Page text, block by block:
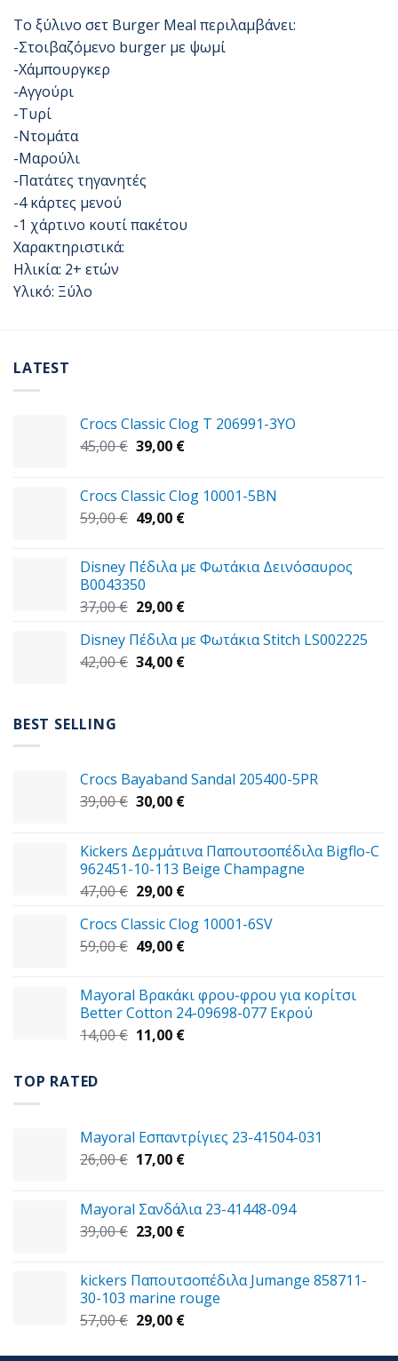
Το ξύλινο σετ Burger Meal περιλαμβάνει:
-Στοιβαζόμενο burger με ψωμί
-Χάμπουργκερ
-Αγγούρι
-Τυρί
-Ντομάτα
-Μαρούλι
-Πατάτες τηγανητές
-4 κάρτες μενού
-1 χάρτινο κουτί πακέτου
Χαρακτηριστικά:
Ηλικία: 2+ ετών
Υλικό: Ξύλο
LATEST
Crocs Classic Clog T 206991-3YΟ
45,00€ Original
45,00 €.
39,00 €Η
είναι:
39,00 €.
Crocs Classic Clog 10001-5BN
59,00€ Original
59,00 €.
49,00 €Η
είναι:
Disney Πέδιλα με Φωτάκια Δεινόσαυρος
B0043350
37,00€ Original
was:
37,00 €.
29,00 €Η
τιμή
είναι:
Disney Πέδιλα με Φωτάκια Stitch LS002225
42,00€ Original
34,00 €Η
BEST SELLING
Crocs Bayaband Sandal 205400-5PR
39,00€ Original
39,00 €.
30,00 €Η
είναι:
30,00 €.
Kickers Δερμάτινα Παπουτσοπέδιλα Bigflo-C
962451-10-113 Beige Champagne
47,00€ Original
was:
47,00 €.
29,00 €Η
τιμή
είναι:
Crocs Classic Clog 10001-6SV
59,00€ Original
59,00 €.
49,00 €Η
είναι:
49,00 €.
Mayoral Βρακάκι φρου-φρου για κορίτσι
Better Cotton 24-09698-077 Εκρού
14,00€ Original
11,00 €Η
TOP RATED
Mayoral Εσπαντρίγιες 23-41504-031
26,00€ Original
26,00 €.
17,00 €Η
είναι:
17,00 €.
Mayoral Σανδάλια 23-41448-094
39,00€ Original
39,00 €.
23,00 €Η
είναι:
23,00 €.
kickers Παπουτσοπέδιλα Jumange 858711-
30-103 marine rouge
57,00€ Original
was:
29,00 €Η
τιμή